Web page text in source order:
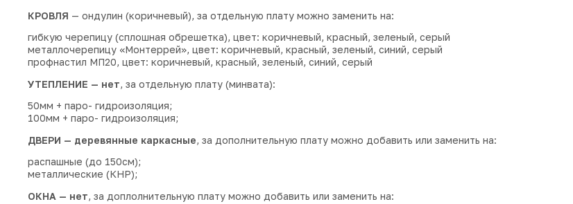
КРОВЛЯ — ондулин (коричневый), за отдельную плату можно заменить на:
гибкую черепицу (сплошная обрешетка), цвет: коричневый, красный, зеленый, серый
металлочерепицу «Монтеррей», цвет: коричневый, красный, зеленый, синий, серый
профнастил МП20, цвет: коричневый, красный, зеленый, синий, серый
УТЕПЛЕНИЕ — нет, за отдельную плату (минвата):
50мм + паро- гидроизоляция;
100мм + паро- гидроизоляция;
ДВЕРИ — деревянные каркасные, за дополнительную плату можно добавить или заменить на:
распашные (до 150см);
металлические (КНР);
ОКНА — нет, за доплолнительную плату можно добавить или заменить на: